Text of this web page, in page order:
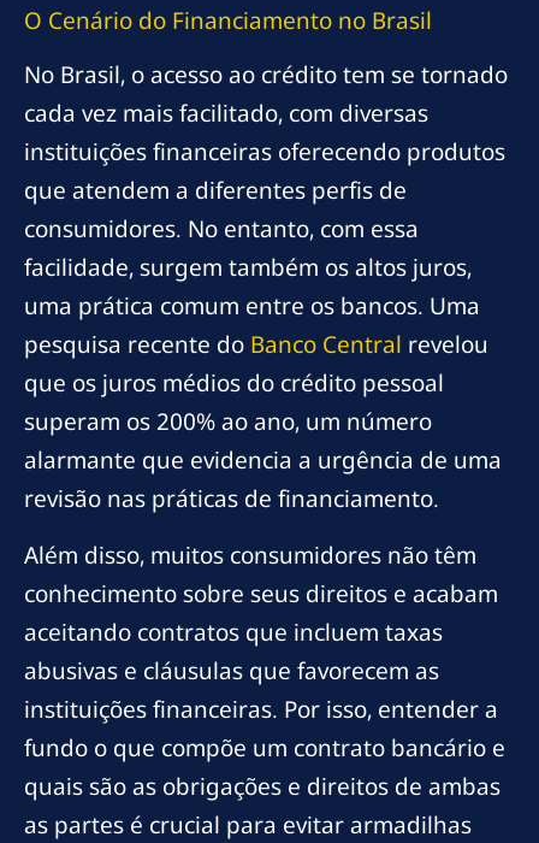
O Cenário do Financiamento no Brasil
No Brasil, o acesso ao crédito tem se tornado
cada vez mais facilitado, com diversas
instituições financeiras oferecendo produtos
que atendem a diferentes perfis de
consumidores. No entanto, com essa
facilidade, surgem também os altos juros,
uma prática comum entre os bancos. Uma
pesquisa recente do Banco Central revelou
que os juros médios do crédito pessoal
superam os 200% ao ano, um número
alarmante que evidencia a urgência de uma
revisão nas práticas de financiamento.
Além disso, muitos consumidores não têm
conhecimento sobre seus direitos e acabam
aceitando contratos que incluem taxas
abusivas e cláusulas que favorecem as
instituições financeiras. Por isso, entender a
fundo o que compõe um contrato bancário e
quais são as obrigações e direitos de ambas
as partes é crucial para evitar armadilhas